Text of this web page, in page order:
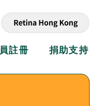
註冊 捐助支持